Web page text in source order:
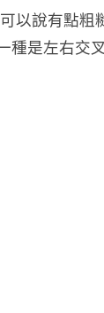
以說有點
種是左右交